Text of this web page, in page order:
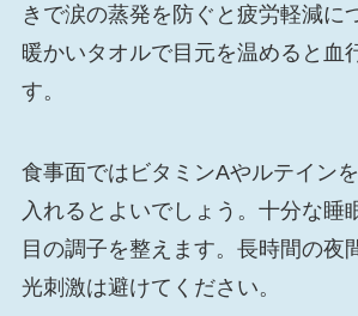
きで涙の蒸発を防ぐと疲労軽減に
暖かいタオルで目元を温めると血
す。
食事面ではビタミンAやルテイン
入れるとよいでしょう。十分な睡
目の調子を整えます。長時間の夜
光刺激は避けてください。